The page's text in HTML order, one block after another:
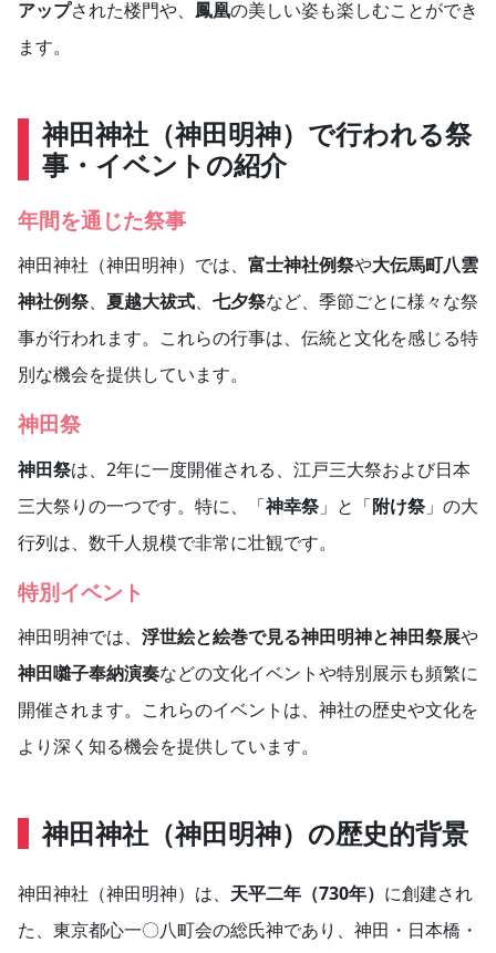
アップされた楼門や、 鳳凰の美しい姿も楽しむことができ
ます。
神田神社（神田明神）で行われる祭
事・イベントの紹介
年間を通じた祭事
神田神社（神田明神）では、 富士神社例祭や大伝馬町八雲
神社例祭、 夏越大祓式、 七夕祭など、季節ごとに様々な祭
事が行われます。これらの行事は、伝統と文化を感じる特
別な機会を提供しています。
神田祭
神田祭は、2年に一度開催される、江戸三大祭および日本
三大祭りの一つです。特に、「神幸祭 」と「附け祭 」の大
行列は、数千人規模で非常に壮観です。
特別イベント
神田明神では、 浮世絵と絵巻で見る神田明神と神田祭展や
神田囃子奉納演奏などの文化イベントや特別展示も頻繁に
開催されます。これらのイベントは、神社の歴史や文化を
より深く知る機会を提供しています。
神田神社（神田明神）の歴史的背景
神田神社（神田明神）は、 天平二年（730年） に創建され
た、東京都心一〇八町会の総氏神であり、神田・日本橋・